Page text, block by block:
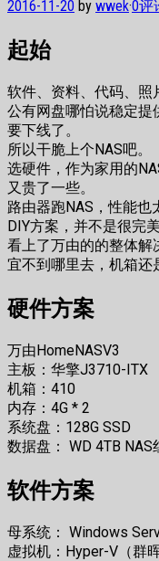
2016-11-20 by wwek·0评
起始
软件、资料、代码、照
公有网盘哪怕说稳定提
要下线了。
所以干脆上个NAS吧。
选硬件，作为家用的
又贵了一些。
路由器跑NAS，性能
DIY方案，并不是很完
看上了万由的的整体解
宜不到哪里去，机箱还
硬件方案
万由HomeNASV3
主板：华擎J3710-ITX
机箱：410
内存：4G * 2
系统盘：128G SSD
数据盘： WD 4TB
软件方案
母系统： Windows
虚拟机：Hyper-V（群